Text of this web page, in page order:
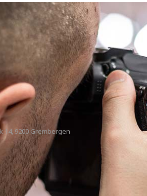
14, 9200 Grembergen